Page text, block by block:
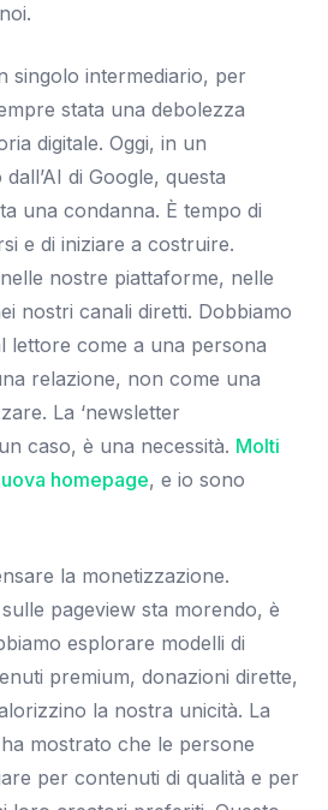
singolo intermediario, per
stata una debolezza
digitale. Oggi, in un
di Google, questa
una condanna. È tempo di
e di iniziare a costruire.
nostre piattaforme, nelle
nostri canali diretti. Dobbiamo
lettore come a una persona
relazione, non come una
La ‘newsletter
caso, è una necessità. Molti
homepage, e io sono
la monetizzazione.
sulle pageview sta morendo, è
esplorare modelli di
premium, donazioni dirette,
la nostra unicità. La
mostrato che le persone
per contenuti di qualità e per